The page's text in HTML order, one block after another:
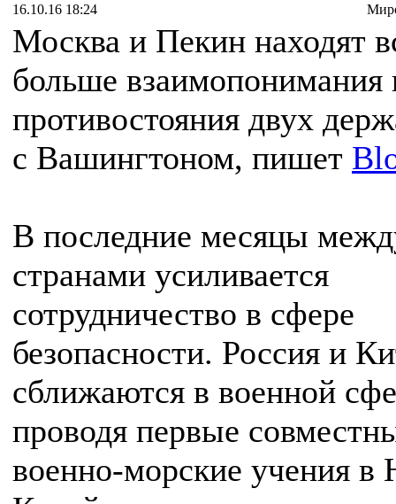
16.10.16 18:24
Москва и Пекин находят
больше взаимопонимания
противостояния двух
с Вашингтоном, пишет
В последние месяцы
странами усиливается
сотрудничество в сфере
безопасности. Россия и
сближаются в военной
проводя первые
военно-морские учения